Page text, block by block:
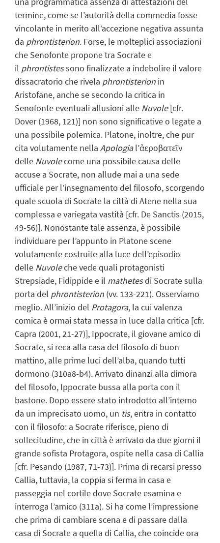
termine, come se l’autorità della commedia fosse
vincolante in merito all’accezione negativa assunta
da phrontisterion. Forse, le molteplici associazioni
che Senofonte propone tra Socrate e
il phrontistessono finalizzate a indebolire il valore
dissacratorio che rivela phrontisterion in
Aristofane, anche se secondo la critica in
Senofonte eventuali allusioni alle Nuvole[cfr.
Dover (1968, 121)] non sono significative o legate a
una possibile polemica. Platone, inoltre, che pur
cita volutamente nella Apologial’ἀεροβατεῖν
delle Nuvolecome una possibile causa delle
accuse a Socrate, non allude mai a una sede
ufficiale per l’insegnamento del filosofo, scorgendo
quale scuola di Socrate la città di Atene nella sua
complessa e variegata vastità [cfr. De Sanctis (2015,
49-56)]. Nonostante tale assenza, è possibile
individuare per l’appunto in Platone scene
volutamente costruite alla luce dell’episodio
delle Nuvoleche vede quali protagonisti
Strepsiade, Fidippide e il mathetesdi Socrate sulla
porta del phrontisterion (vv. 133-221). Osserviamo
meglio. All’inizio del Protagora, la cui valenza
comica è ormai stata messa in luce dalla critica [cfr.
Capra (2001, 21-27)], Ippocrate, il giovane amico di
Socrate, si reca alla casa del filosofo di buon
mattino, alle prime luci dell’alba, quando tutti
dormono (310a8-b4). Arrivato dinanzi alla dimora
del filosofo, Ippocrate bussa alla porta con il
bastone. Dopo essere stato introdotto all’interno
da un imprecisato uomo, un tis, entra in contatto
con il filosofo: a Socrate riferisce, pieno di
sollecitudine, che in città è arrivato da due giorni il
grande sofista Protagora, ospite nella casa di Callia
[cfr. Pesando (1987, 71-73)]. Prima di recarsi presso
Callia, tuttavia, la coppia si ferma in casa e
passeggia nel cortile dove Socrate esamina e
interroga l’amico (311a). Si ha come l’impressione
che prima di cambiare scena e di passare dalla
casa di Socrate a quella di Callia, che coincide ora